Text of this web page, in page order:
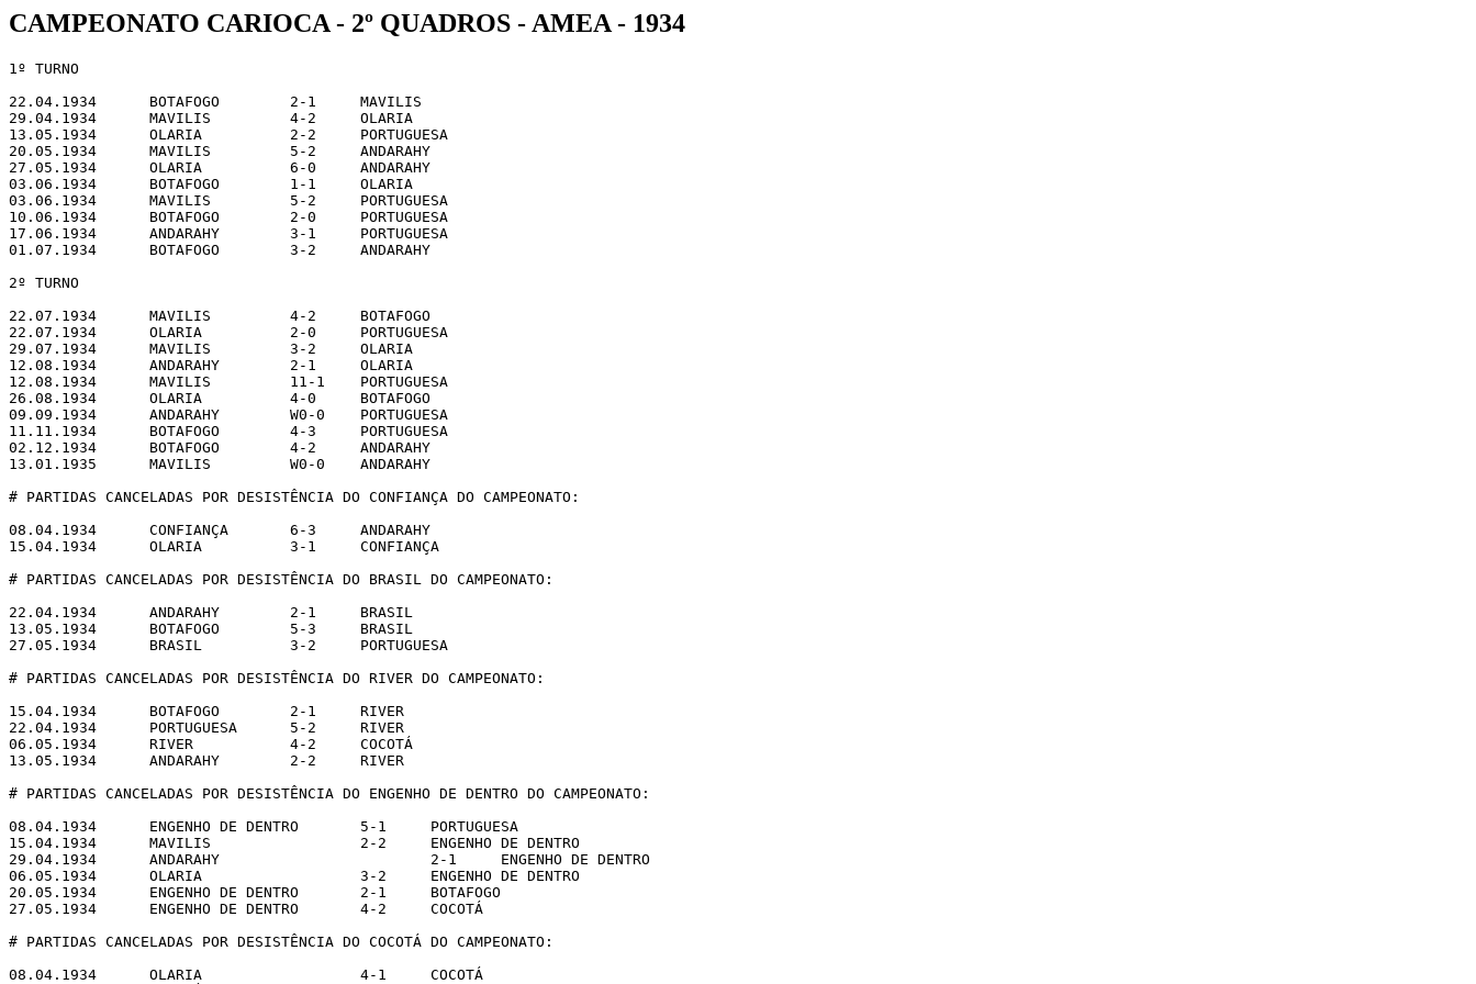
CAMPEONATO CARIOCA - 2º QUADROS - AMEA - 1934
1º TURNO
22.04.1934	BOTAFOGO	2-1	MAVILIS
29.04.1934	MAVILIS 	4-2	OLARIA
13.05.1934	OLARIA  	2-2	PORTUGUESA
20.05.1934	MAVILIS 	5-2	ANDARAHY
27.05.1934	OLARIA  	6-0	ANDARAHY
03.06.1934	BOTAFOGO	1-1	OLARIA
03.06.1934	MAVILIS 	5-2	PORTUGUESA
10.06.1934	BOTAFOGO	2-0	PORTUGUESA
17.06.1934	ANDARAHY	3-1	PORTUGUESA
01.07.1934	BOTAFOGO	3-2	ANDARAHY
2º TURNO
22.07.1934	MAVILIS 	4-2	BOTAFOGO
22.07.1934	OLARIA  	2-0	PORTUGUESA
29.07.1934	MAVILIS  	3-2	OLARIA
12.08.1934	ANDARAHY  	2-1	OLARIA
12.08.1934	MAVILIS 	11-1	PORTUGUESA
26.08.1934	OLARIA  	4-0	BOTAFOGO
09.09.1934	ANDARAHY 	W0-0	PORTUGUESA
11.11.1934	BOTAFOGO	4-3	PORTUGUESA
02.12.1934	BOTAFOGO	4-2	ANDARAHY
13.01.1935	MAVILIS  	W0-0	ANDARAHY
# PARTIDAS CANCELADAS POR DESISTÊNCIA DO CONFIANÇA DO CAMPEONATO:
08.04.1934	CONFIANÇA	6-3	ANDARAHY
15.04.1934	OLARIA  	3-1	CONFIANÇA
# PARTIDAS CANCELADAS POR DESISTÊNCIA DO BRASIL DO CAMPEONATO:
22.04.1934	ANDARAHY 	2-1	BRASIL
13.05.1934	BOTAFOGO	5-3	BRASIL
27.05.1934	BRASIL  	3-2	PORTUGUESA
# PARTIDAS CANCELADAS POR DESISTÊNCIA DO RIVER DO CAMPEONATO:
15.04.1934	BOTAFOGO	2-1	RIVER
22.04.1934	PORTUGUESA	5-2	RIVER
06.05.1934	RIVER   	4-2	COCOTÁ
13.05.1934	ANDARAHY	2-2	RIVER
# PARTIDAS CANCELADAS POR DESISTÊNCIA DO ENGENHO DE DENTRO DO CAMPEONATO:
08.04.1934	ENGENHO DE DENTRO	5-1	PORTUGUESA
15.04.1934	MAVILIS         	2-2	ENGENHO DE DENTRO
29.04.1934	ANDARAHY	                2-1	ENGENHO DE DENTRO
06.05.1934	OLARIA           	3-2	ENGENHO DE DENTRO
20.05.1934	ENGENHO DE DENTRO	2-1	BOTAFOGO
27.05.1934	ENGENHO DE DENTRO	4-2	COCOTÁ
# PARTIDAS CANCELADAS POR DESISTÊNCIA DO COCOTÁ DO CAMPEONATO:
08.04.1934	OLARIA           	4-1	COCOTÁ